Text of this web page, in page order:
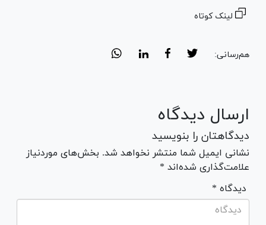
لینک کوتاه
هم‌رسانی:
ارسال دیدگاه
دیدگاهتان را بنویسید
نشانی ایمیل شما منتشر نخواهد شد. بخش‌های موردنیاز
علامت‌گذاری شده‌اند *
* دیدگاه